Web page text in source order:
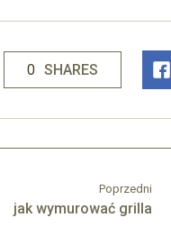
0 SHARES
Poprzedni
jak wymurować grilla